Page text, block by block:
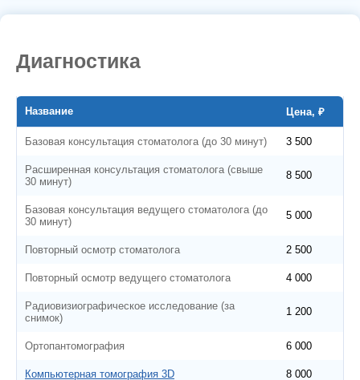
Диагностика
Название Цена, ₽
Базовая консультация стоматолога (до 30 минут) 3 500
Расширенная консультация стоматолога (свыше
30 минут)
8 500
Базовая консультация ведущего стоматолога (до
30 минут)
5 000
Повторный осмотр стоматолога 2 500
Повторный осмотр ведущего стоматолога 4 000
Радиовизиографическое исследование (за
снимок)
1 200
Ортопантомография 6 000
Компьютерная томография 3D 8 000